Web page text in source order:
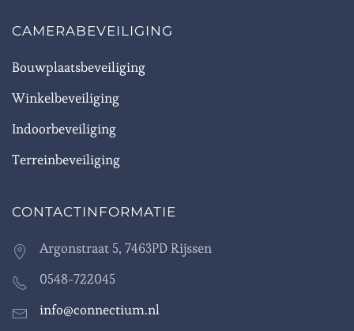
CAMERABEVEILIGING
Bouwplaatsbeveiliging
Winkelbeveiliging
Indoorbeveiliging
Terreinbeveiliging
CONTACTINFORMATIE
Argonstraat 5, 7463PD Rijssen
0548-722045
info@connectium.nl